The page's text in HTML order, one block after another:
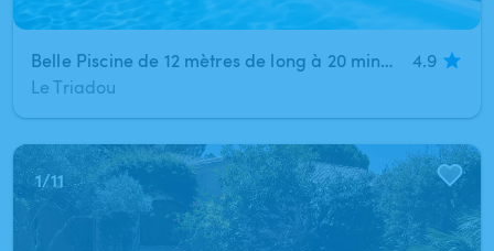
Belle Piscine de 12 mètres de long à 20 minutes de Montpellier (Le Triadou). Barbecue Weber et Plancha à disposition.
4.9
Le Triadou
1/11